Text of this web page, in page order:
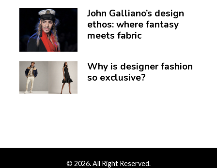
John Galliano’s design
ethos: where fantasy
meets fabric
Why is designer fashion
so exclusive?
© 2026. All Right Reserved.